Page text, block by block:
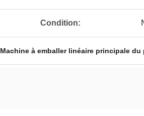
Condition:
Machine à emballer linéaire principale du